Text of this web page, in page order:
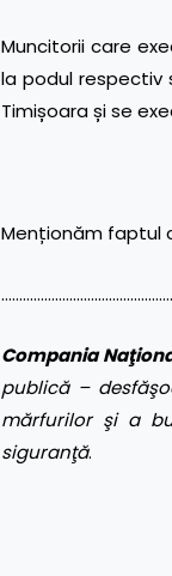
Muncitorii care
la podul respectiv
Timișoara și se
Menționăm faptul
Compania
publică –
mărfurilor şi a
siguranţă.